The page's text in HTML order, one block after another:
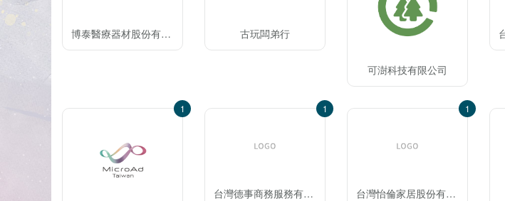
博泰醫療器材股份有限公司 古玩闆弟行
可澍科技有限公司
1
台灣德事商務服務有限公司
1
台灣怡倫家居股份有限公司
1